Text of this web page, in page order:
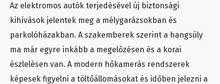
Az elektromos autók terjedésével új biztonsági
kihívások jelentek meg a mélygarázsokban és
parkolóházakban. A szakemberek szerint a hangsúly
ma már egyre inkább a megelőzésen és a korai
észlelésen van. A modern hőkamerás rendszerek
képesek figyelni a töltőállomásokat és időben jelezni a